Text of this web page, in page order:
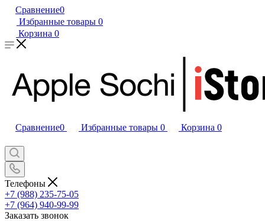
Сравнение0
Избранные товары 0
Корзина 0
Сравнение0 Избранные товары 0 Корзина 0
Телефоны
+7 (988) 235-75-05
+7 (964) 940-99-99
Заказать звонок